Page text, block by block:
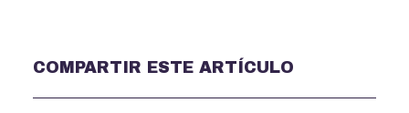
COMPARTIR ESTE ARTÍCULO